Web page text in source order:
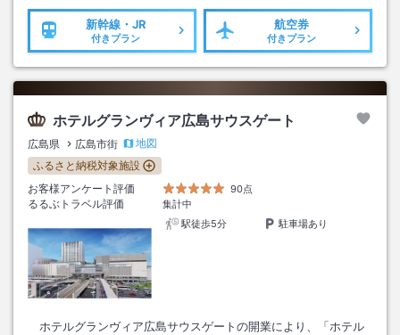
新幹線・JR
付きプラン
航空券
付きプラン
ホテルグランヴィア広島サウスゲート
広島県 広島市街
地図
ふるさと納税対象施設
お客様アンケート評価
90点
るるぶトラベル評価
集計中
駅徒歩5分
駐車場あり
ホテルグランヴィア広島サウスゲートの開業により、「ホテル